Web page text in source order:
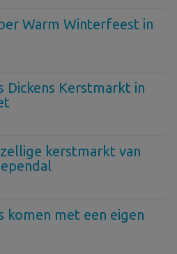
Warm Winterfeest in
Dickens Kerstmarkt in
kerstmarkt van
komen met een eigen